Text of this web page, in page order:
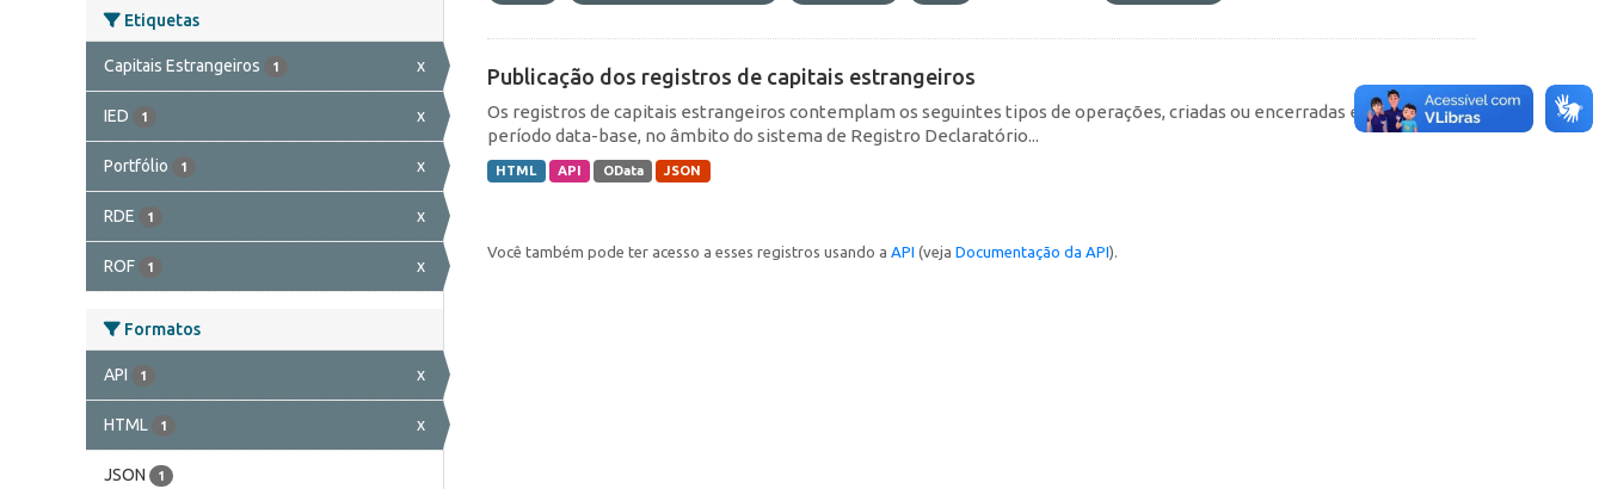
Etiquetas
Capitais Estrangeiros 1 x
IED 1 x
Portfólio 1 x
RDE 1 x
ROF 1 x
Formatos
API 1 x
HTML 1 x
JSON 1
Publicação dos registros de capitais estrangeiros
Os registros de capitais estrangeiros contemplam os seguintes tipos de operações, criadas ou encerradas em cada
período data-base, no âmbito do sistema de Registro Declaratório...
HTML API OData JSON
Você também pode ter acesso a esses registros usando a API (veja Documentação da API).